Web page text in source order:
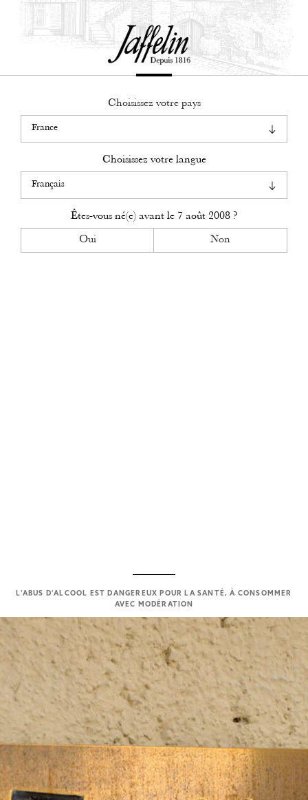
Depuis 1816 à Beaune
La plus petite des grandes
maisons de Bourgogne.
Choisissez votre pays
Choisissez votre langue
Êtes-vous né(e) avant le 7 août 2008 ?
Oui Non
L’ABUS D’ALCOOL EST DANGEREUX POUR LA SANTÉ, À CONSOMMER
AVEC MODÉRATION